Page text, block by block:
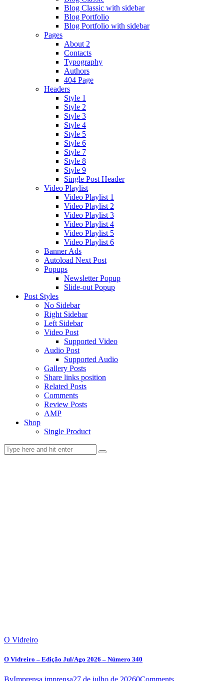
Blog Classic with sidebar
Blog Portfolio
Blog Portfolio with sidebar
Pages
About 2
Contacts
Typography
Authors
404 Page
Headers
Style 1
Style 2
Style 3
Style 4
Style 5
Style 6
Style 7
Style 8
Style 9
Single Post Header
Video Playlist
Video Playlist 1
Video Playlist 2
Video Playlist 3
Video Playlist 4
Video Playlist 5
Video Playlist 6
Banner Ads
Autoload Next Post
Popups
Newsletter Popup
Slide-out Popup
Post Styles
No Sidebar
Right Sidebar
Left Sidebar
Video Post
Supported Video
Audio Post
Supported Audio
Gallery Posts
Share links position
Related Posts
Comments
Review Posts
AMP
Shop
Single Product
O Vidreiro
O Vidreiro – Edição Jul/Ago 2026 – Número 340
ByImprensa imprensa27 de julho de 20260Comments